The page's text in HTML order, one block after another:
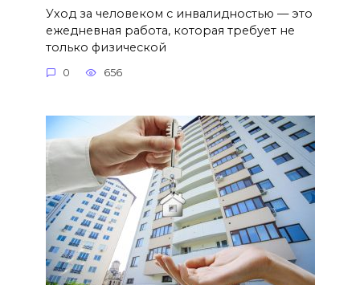
Уход за человеком с инвалидностью — это
ежедневная работа, которая требует не
только физической
0 656